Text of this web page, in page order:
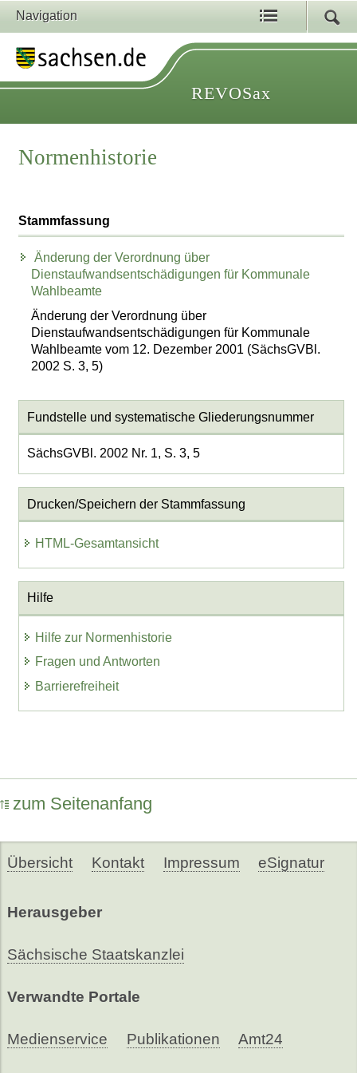
Navigation
REVOSax
Normenhistorie
Stammfassung
Änderung der Verordnung über
Dienstaufwandsentschädigungen für Kommunale
Wahlbeamte
Änderung der Verordnung über
Dienstaufwandsentschädigungen für Kommunale
Wahlbeamte vom 12. Dezember 2001 (SächsGVBl.
2002 S. 3, 5)
Fundstelle und systematische Gliederungsnummer
SächsGVBl. 2002 Nr. 1, S. 3, 5
Drucken/Speichern der Stammfassung
HTML-Gesamtansicht
Hilfe
Hilfe zur Normenhistorie
Fragen und Antworten
Barrierefreiheit
zum Seitenanfang
Übersicht Kontakt Impressum eSignatur
Herausgeber
Sächsische Staatskanzlei
Verwandte Portale
Medienservice Publikationen Amt24